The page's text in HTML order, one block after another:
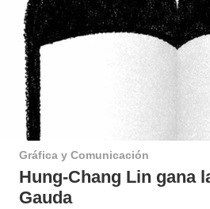
Gráfica y Comunicación
Hung-Chang Lin gana
Gauda